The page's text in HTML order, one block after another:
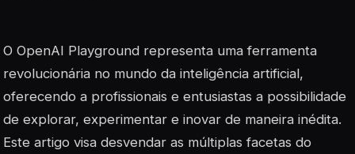
O OpenAI Playground representa uma ferramenta
revolucionária no mundo da inteligência artificial,
oferecendo a profissionais e entusiastas a possibilidade
de explorar, experimentar e inovar de maneira inédita.
Este artigo visa desvendar as múltiplas facetas do